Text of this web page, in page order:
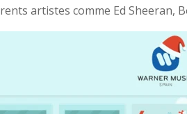
artistes comme Ed Sheeran,